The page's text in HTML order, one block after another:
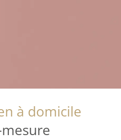
à domicile